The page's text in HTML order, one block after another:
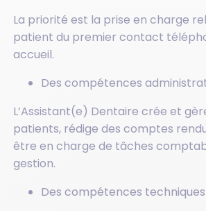
La priorité est la prise en charge
patient du premier contact
accueil.
Des compétences
L’Assistant(e) Dentaire crée et
patients, rédige des comptes
être en charge de tâches
gestion.
Des compétences techniques